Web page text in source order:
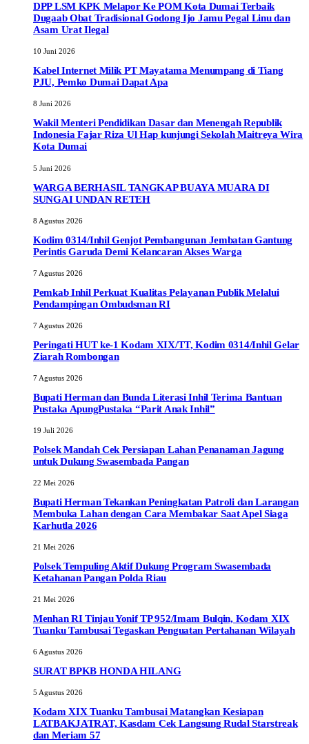
DPP LSM KPK Melapor Ke POM Kota Dumai Terbaik
Dugaab Obat Tradisional Godong Ijo Jamu Pegal Linu dan
Asam Urat Ilegal
10 Juni 2026
Kabel Internet Milik PT Mayatama Menumpang di Tiang
PJU, Pemko Dumai Dapat Apa
8 Juni 2026
Wakil Menteri Pendidikan Dasar dan Menengah Republik
Indonesia Fajar Riza Ul Hap kunjungi Sekolah Maitreya Wira
Kota Dumai
5 Juni 2026
WARGA BERHASIL TANGKAP BUAYA MUARA DI
SUNGAI UNDAN RETEH
8 Agustus 2026
Kodim 0314/Inhil Genjot Pembangunan Jembatan Gantung
Perintis Garuda Demi Kelancaran Akses Warga
7 Agustus 2026
Pemkab Inhil Perkuat Kualitas Pelayanan Publik Melalui
Pendampingan Ombudsman RI
7 Agustus 2026
Peringati HUT ke-1 Kodam XIX/TT, Kodim 0314/Inhil Gelar
Ziarah Rombongan
7 Agustus 2026
Bupati Herman dan Bunda Literasi Inhil Terima Bantuan
Pustaka ApungPustaka “Parit Anak Inhil”
19 Juli 2026
Polsek Mandah Cek Persiapan Lahan Penanaman Jagung
untuk Dukung Swasembada Pangan
22 Mei 2026
Bupati Herman Tekankan Peningkatan Patroli dan Larangan
Membuka Lahan dengan Cara Membakar Saat Apel Siaga
Karhutla 2026
21 Mei 2026
Polsek Tempuling Aktif Dukung Program Swasembada
Ketahanan Pangan Polda Riau
21 Mei 2026
Menhan RI Tinjau Yonif TP 952/Imam Bulqin, Kodam XIX
Tuanku Tambusai Tegaskan Penguatan Pertahanan Wilayah
6 Agustus 2026
SURAT BPKB HONDA HILANG
5 Agustus 2026
Kodam XIX Tuanku Tambusai Matangkan Kesiapan
LATBAKJATRAT, Kasdam Cek Langsung Rudal Starstreak
dan Meriam 57